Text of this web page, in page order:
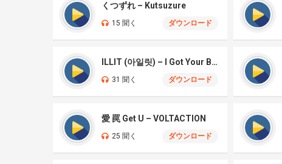
くつずれ – Kutsuzure
15 聞く ダウンロード
ILLIT (아일릿) – I Got Your Back
31 聞く ダウンロード
愛 罠 Get U – VOLTACTION
25 聞く ダウンロード